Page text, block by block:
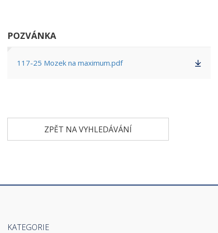
POZVÁNKA
117-25 Mozek na maximum.pdf
ZPĚT NA VYHLEDÁVÁNÍ
KATEGORIE